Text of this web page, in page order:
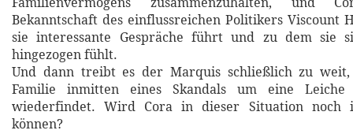
Bekanntschaft des einflussreichen Politikers Viscount
sie interessante Gespräche führt und zu dem sie
hingezogen fühlt.
Und dann treibt es der Marquis schließlich zu weit,
Familie inmitten eines Skandals um eine
wiederfindet. Wird Cora in dieser Situation noch
können?